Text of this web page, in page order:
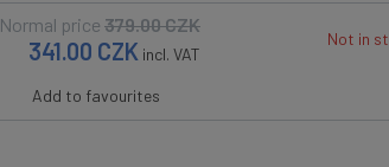
Normal price 379.00CZK
341.00 CZK incl. VAT
Not in
Add to favourites